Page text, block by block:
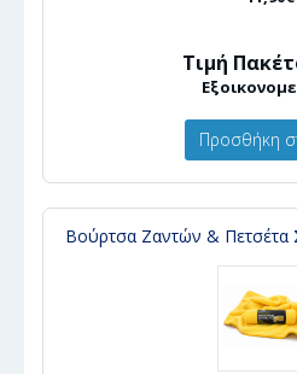
Τιμή
Προσθήκη
Βούρτσα Ζαντών & Πετσέτα